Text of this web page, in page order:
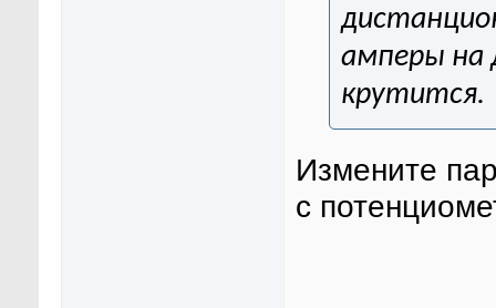
амперы на
крутится.
Измените
с